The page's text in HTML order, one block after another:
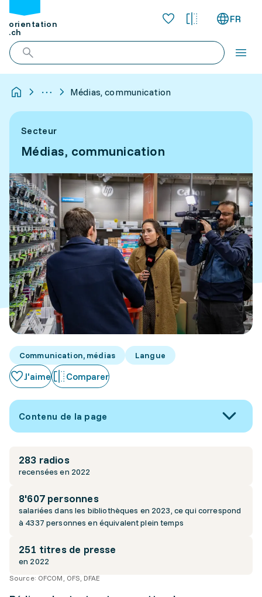
orientation
.ch
FR
Médias, communication
Secteur
Médias, communication
Communication, médias Langue
J'aime Comparer
Contenu de la page
283 radios
recensées en 2022
8'607 personnes
salariées dans les bibliothèques en 2023, ce qui correspond
à 4337 personnes en équivalent plein temps
251 titres de presse
en 2022
Source: OFCOM, OFS, DFAE